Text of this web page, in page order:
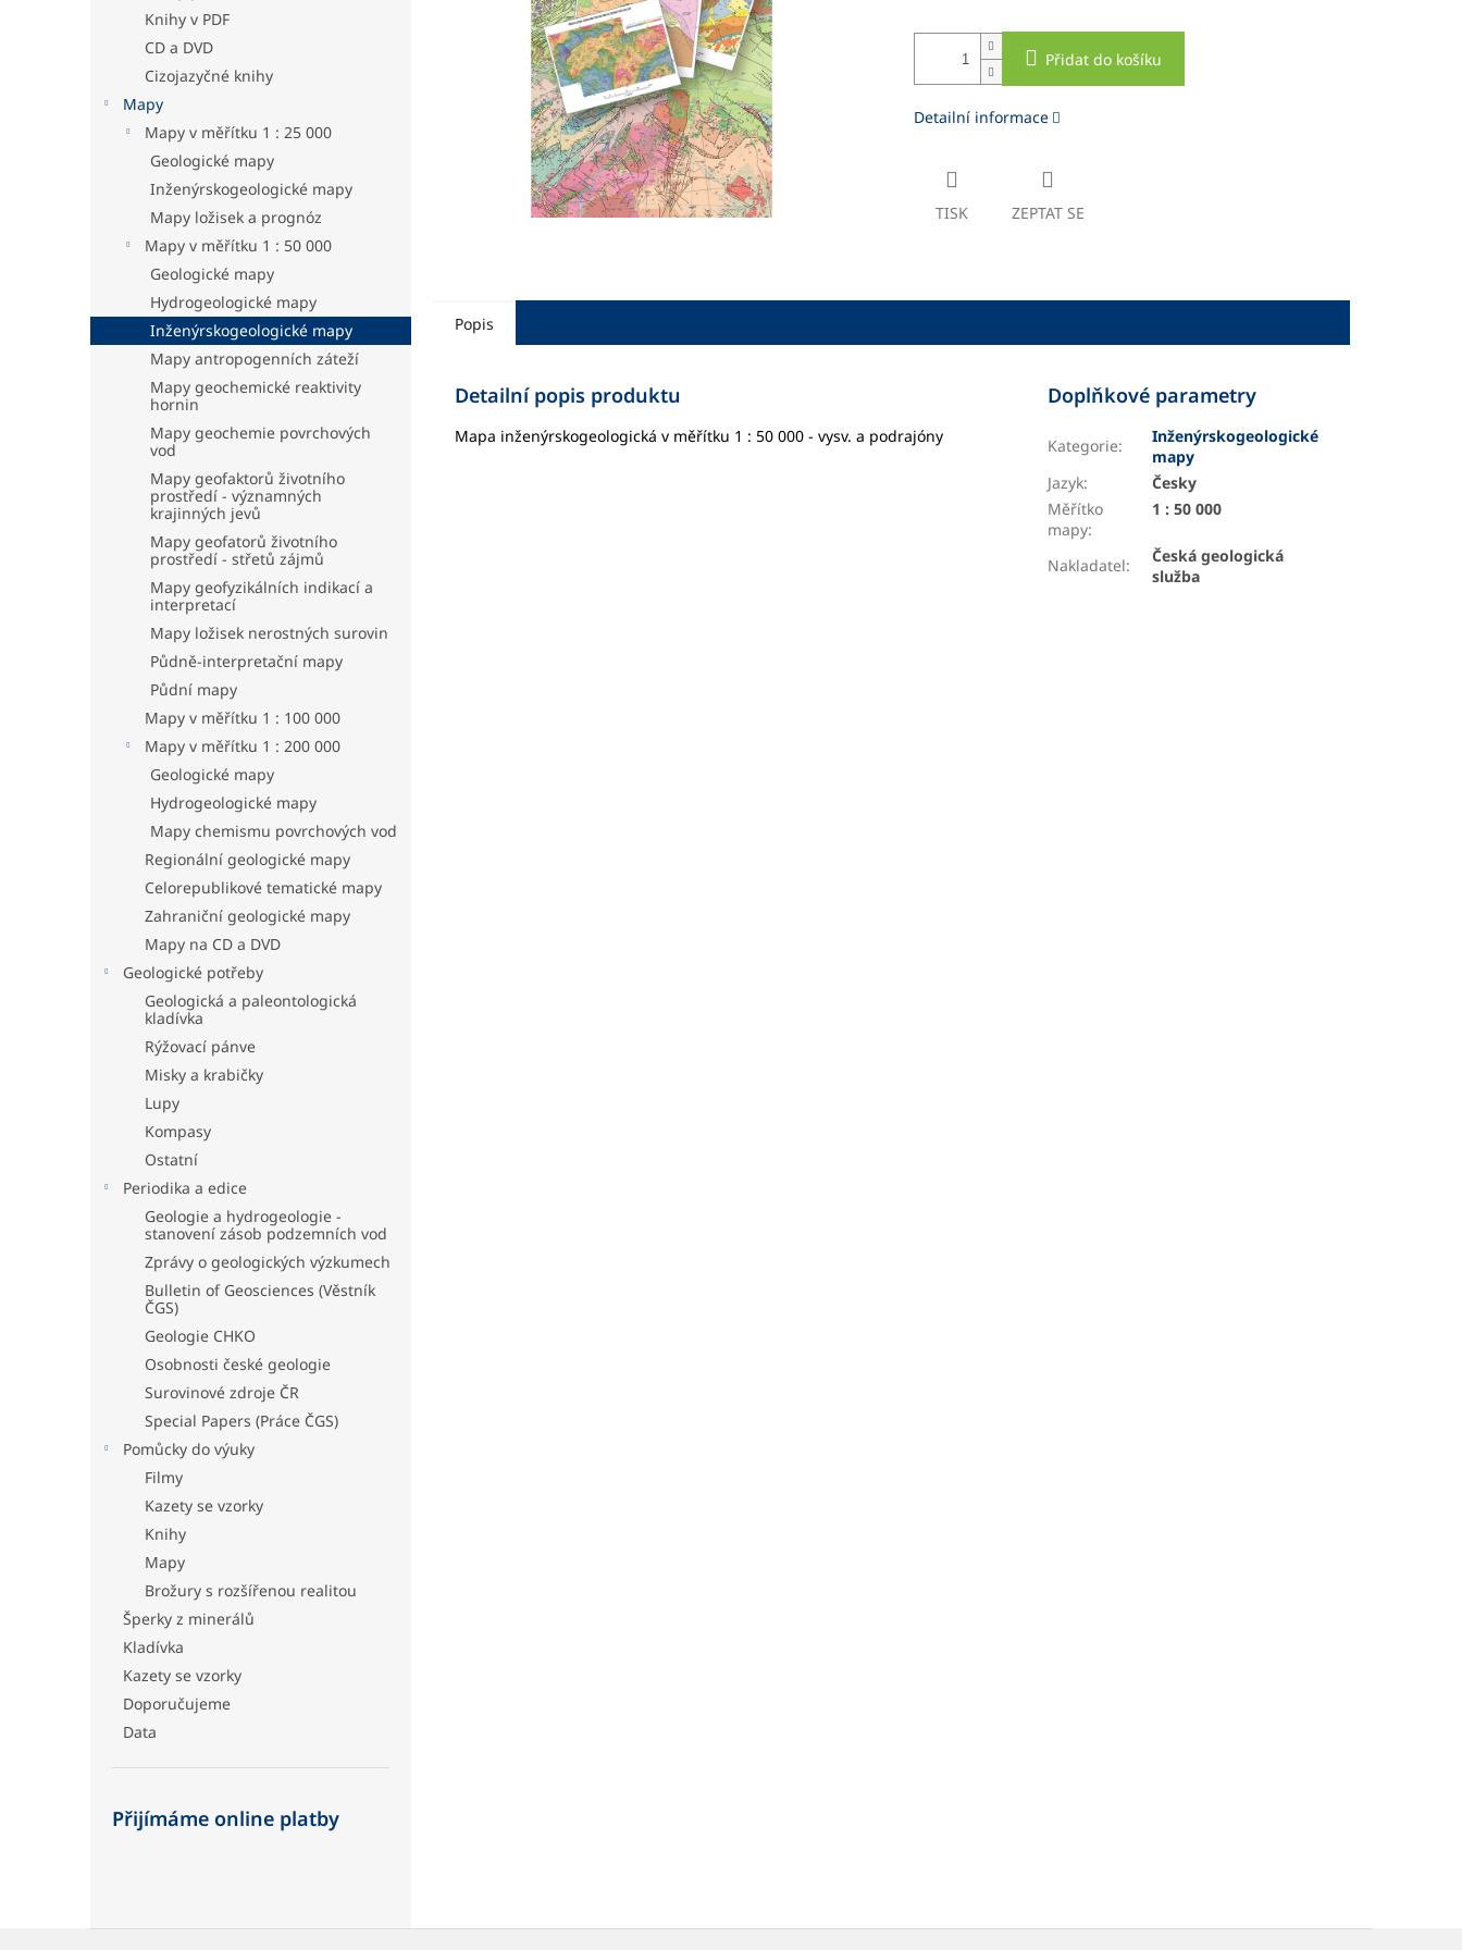
Knihy v PDF
CD a DVD
Cizojazyčné knihy
Mapy
Mapy v měřítku 1 : 25 000
Geologické mapy
Inženýrskogeologické mapy
Mapy ložisek a prognóz
Mapy v měřítku 1 : 50 000
Geologické mapy
Hydrogeologické mapy
Inženýrskogeologické mapy
Mapy antropogenních záteží
Mapy geochemické reaktivity
hornin
Mapy geochemie povrchových
vod
Mapy geofaktorů životního
prostředí - významných
krajinných jevů
Mapy geofatorů životního
prostředí - střetů zájmů
Mapy geofyzikálních indikací a
interpretací
Mapy ložisek nerostných surovin
Půdně-interpretační mapy
Půdní mapy
Mapy v měřítku 1 : 100 000
Mapy v měřítku 1 : 200 000
Geologické mapy
Hydrogeologické mapy
Mapy chemismu povrchových vod
Regionální geologické mapy
Celorepublikové tematické mapy
Zahraniční geologické mapy
Mapy na CD a DVD
Geologické potřeby
Geologická a paleontologická
kladívka
Rýžovací pánve
Misky a krabičky
Lupy
Kompasy
Ostatní
Periodika a edice
Geologie a hydrogeologie -
stanovení zásob podzemních vod
Zprávy o geologických výzkumech
Bulletin of Geosciences (Věstník
ČGS)
Geologie CHKO
Osobnosti české geologie
Surovinové zdroje ČR
Special Papers (Práce ČGS)
Pomůcky do výuky
Filmy
Kazety se vzorky
Knihy
Mapy
Brožury s rozšířenou realitou
Šperky z minerálů
Kladívka
Kazety se vzorky
Doporučujeme
Data
Přijímáme online platby
Přidat do košíku
Detailní informace
TISK ZEPTAT SE
Popis
Detailní popis produktu
Mapa inženýrskogeologická v měřítku 1 : 50 000 - vysv. a podrajóny
Doplňkové parametry
Kategorie:
Inženýrskogeologické
mapy
Jazyk:
Česky
Měřítko
mapy:
1 : 50 000
Nakladatel:
Česká geologická
služba